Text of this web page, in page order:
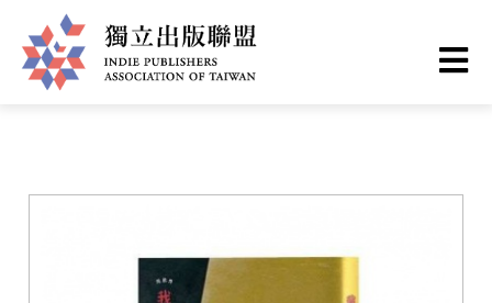
至
主
立
您
裡
首頁 ❯ 書籍一覽